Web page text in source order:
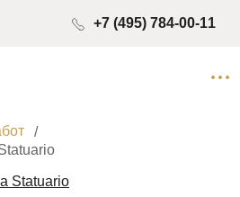
+7 (495) 784-00-11